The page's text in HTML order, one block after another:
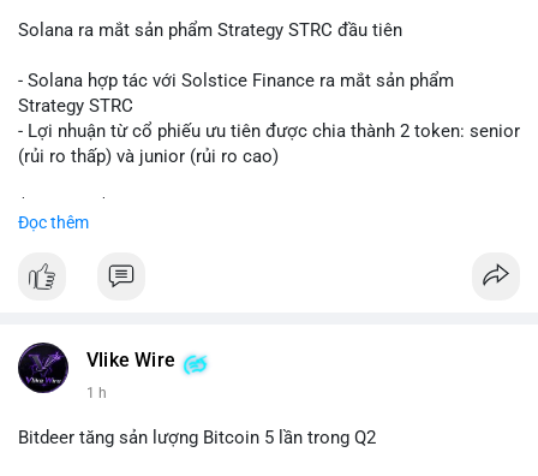
📰 Nguồn: CoinDesk
Solana ra mắt sản phẩm Strategy STRC đầu tiên
- Solana hợp tác với Solstice Finance ra mắt sản phẩm
Strategy STRC
- Lợi nhuận từ cổ phiếu ưu tiên được chia thành 2 token: senior
(rủi ro thấp) và junior (rủi ro cao)
Đọc thêm
Vlike Wire
1 h
Bitdeer tăng sản lượng Bitcoin 5 lần trong Q2